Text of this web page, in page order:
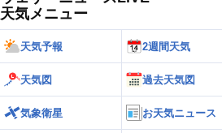
天気メニュー
天気予報 2週間天気
天気図 過去天気図
気象衛星 お天気ニュース